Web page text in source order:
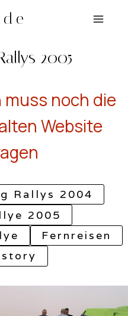
2005
muss noch die
Website
Rallys 2004
2005
Fernreisen